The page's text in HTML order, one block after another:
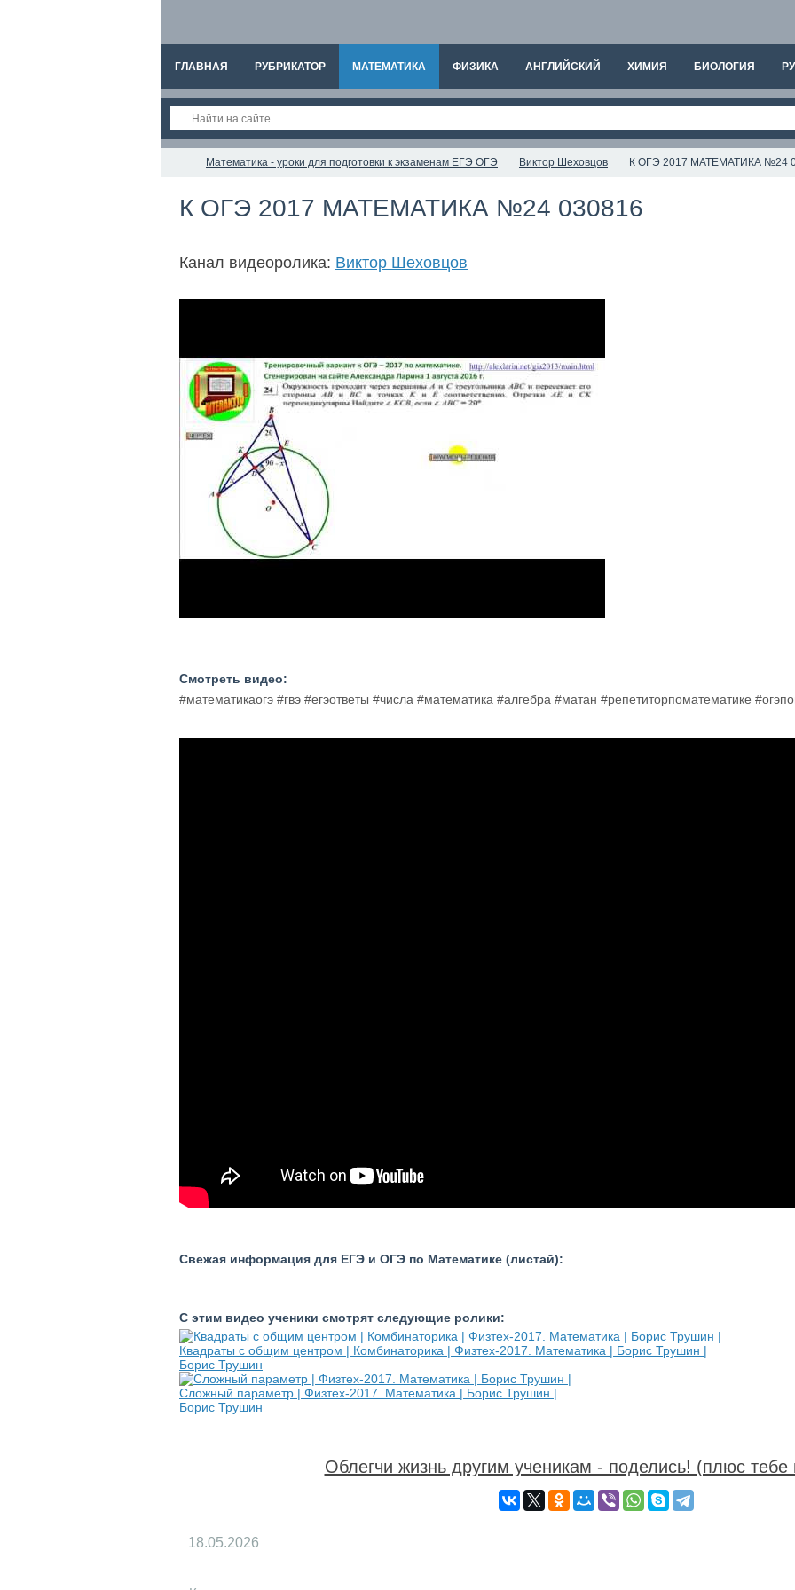
ГЛАВНАЯ РУБРИКАТОР МАТЕМАТИКА ФИЗИКА АНГЛИЙСКИЙ ХИМИЯ БИОЛОГИЯ
Математика - уроки для подготовки к экзаменам ЕГЭ ОГЭ Виктор Шеховцов К ОГЭ 2017 МАТЕМАТИКА №24
К ОГЭ 2017 МАТЕМАТИКА №24 030816
Канал видеоролика: Виктор Шеховцов
Смотреть видео:
#математикаогэ #гвэ #егэответы #числа #математика #алгебра #матан #репетиторпоматематике
Свежая информация для ЕГЭ и ОГЭ по Математике (листай):
С этим видео ученики смотрят следующие ролики:
Квадраты с общим центром | Комбинаторика | Физтех-2017. Математика | Борис Трушин |
Борис Трушин
Сложный параметр | Физтех-2017. Математика | Борис Трушин |
Борис Трушин
Облегчи жизнь другим ученикам - поделись! (плюс тебе
18.05.2026